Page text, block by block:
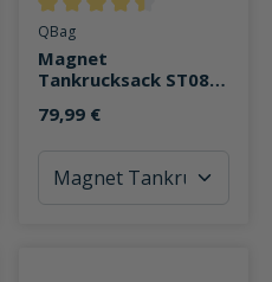
0 von 5 Sternen
Durchschnittliche Bewertung
QBag
Magnet
Tankrucksack ST08 8
79,99 €